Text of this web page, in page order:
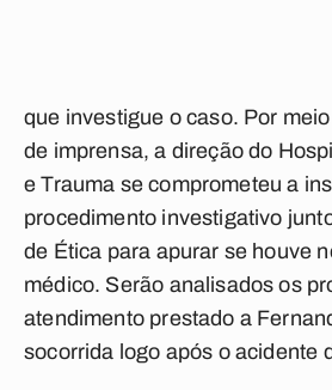
que investigue o caso. Por
de imprensa, a direção do
e Trauma se comprometeu a
procedimento investigativo
de Ética para apurar se houve
médico. Serão analisados os
atendimento prestado a
socorrida logo após o acidente